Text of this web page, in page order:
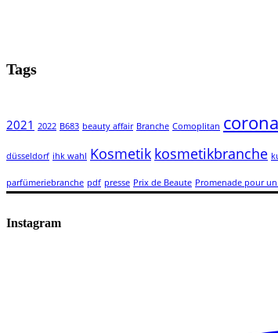
Tags
2021 2022 B683 beauty affair Branche Comoplitan corona
düsseldorf ihk wahl Kosmetik kosmetikbranche
parfümeriebranche pdf presse Prix de Beaute Promenade pour
Instagram